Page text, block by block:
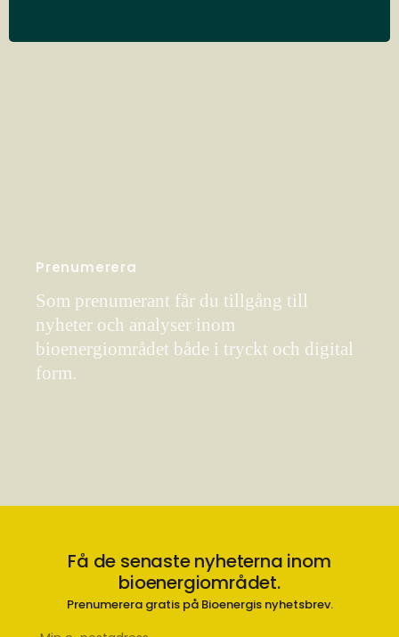
Prenumerera
Som prenumerant får du tillgång till
nyheter och analyser inom
bioenergiområdet både i tryckt och digital
form.
Få de senaste nyheterna inom
bioenergiområdet.
Prenumerera gratis på Bioenergis nyhetsbrev.